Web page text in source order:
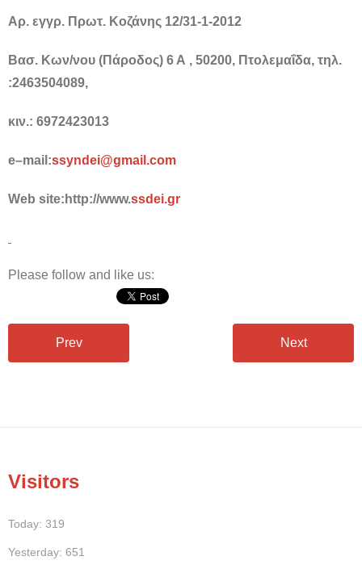
Αρ. εγγρ. Πρωτ. Κοζάνης 12/31-1-2012
Βασ. Κων/νου (Πάροδος) 6 Α , 50200, Πτολεμαΐδα, τηλ.
:2463504089,
κιν.: 6972423013
e–mail :ssyndei@gmail .com
Web site: http://www.ssdei.gr
Please follow and like us:
Prev Next
Visitors
Today: 319
Yesterday: 651